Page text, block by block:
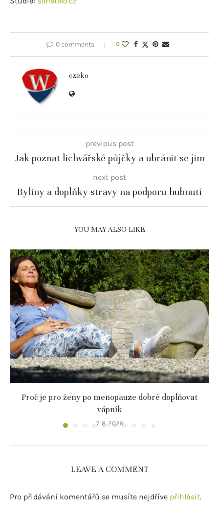
0 comments 0
czeko
previous post
Jak poznat lichvářské půjčky a ubránit se jim
next post
Byliny a doplňky stravy na podporu hubnutí
YOU MAY ALSO LIKE
Proč je pro ženy po menopauze dobré doplňovat
vápník
7. 8. 2026
LEAVE A COMMENT
Pro přidávání komentářů se musíte nejdříve přihlásit.